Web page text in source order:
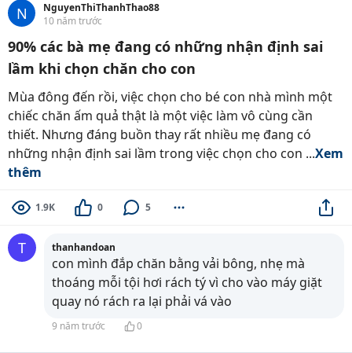
N
NguyenThiThanhThao88
10 năm trước
90% các bà mẹ đang có những nhận định sai
lầm khi chọn chăn cho con
Mùa đông đến rồi, việc chọn cho bé con nhà mình một
chiếc chăn ấm quả thật là một việc làm vô cùng cần
thiết. Nhưng đáng buồn thay rất nhiều mẹ đang có
những nhận định sai lầm trong việc chọn cho con ...Xem
thêm
1.9K 0 5
T thanhandoan
con mình đắp chăn bằng vải bông, nhẹ mà
thoáng mỗi tội hơi rách tý vì cho vào máy giặt
quay nó rách ra lại phải vá vào
9 năm trước 0